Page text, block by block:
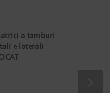
a tamburi
e laterali